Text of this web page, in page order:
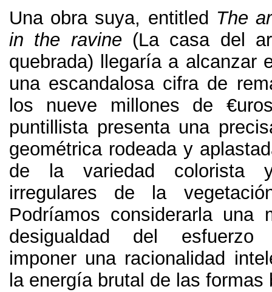
Una obra suya, entitled The
in the ravine (La casa del
quebrada)
llegaría a alcanzar
una escandalosa cifra de
los nueve millones de
puntillista presenta una
geométrica rodeada y
de la variedad colorista
irregulares de la
Podríamos considerarla una
desigualdad del
imponer una racionalidad
la energía brutal de las formas